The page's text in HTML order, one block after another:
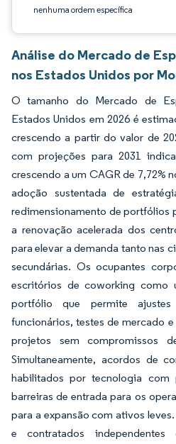
nenhuma ordem específica
Análise do Mercado de
nos Estados Unidos por
O tamanho do Mercado de
Estados Unidos em 2026 é
crescendo a partir do valor de
com projeções para 2031
crescendo a um CAGR de 7,72%
adoção sustentada de
redimensionamento de portfólios
a renovação acelerada dos
para elevar a demanda tanto nas
secundárias. Os ocupantes
escritórios de coworking como
portfólio que permite
funcionários, testes de mercado
projetos sem compromissos
Simultaneamente, acordos de
habilitados por tecnologia com
barreiras de entrada para os
para a expansão com ativos
e contratados